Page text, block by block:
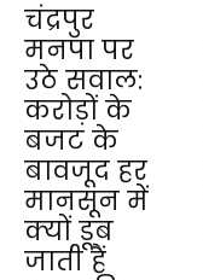
चंद्रपुर
मनपा पर
उठे सवाल:
करोड़ों के
बजट के
बावजूद हर
मानसून में
क्यों डूब
जाती हैं